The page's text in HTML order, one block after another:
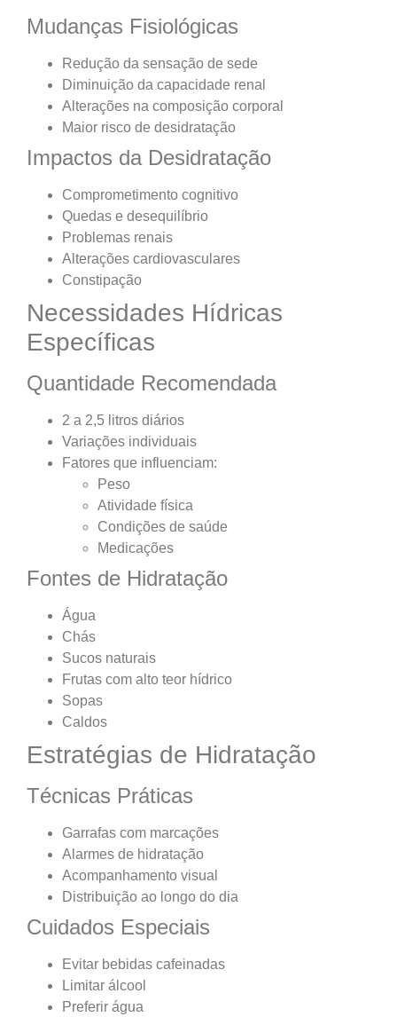
Mudanças Fisiológicas
Redução da sensação de sede
Diminuição da capacidade renal
Alterações na composição corporal
Maior risco de desidratação
Impactos da Desidratação
Comprometimento cognitivo
Quedas e desequilíbrio
Problemas renais
Alterações cardiovasculares
Constipação
Necessidades Hídricas
Específicas
Quantidade Recomendada
2 a 2,5 litros diários
Variações individuais
Fatores que influenciam:
Peso
Atividade física
Condições de saúde
Medicações
Fontes de Hidratação
Água
Chás
Sucos naturais
Frutas com alto teor hídrico
Sopas
Caldos
Estratégias de Hidratação
Técnicas Práticas
Garrafas com marcações
Alarmes de hidratação
Acompanhamento visual
Distribuição ao longo do dia
Cuidados Especiais
Evitar bebidas cafeinadas
Limitar álcool
Preferir água